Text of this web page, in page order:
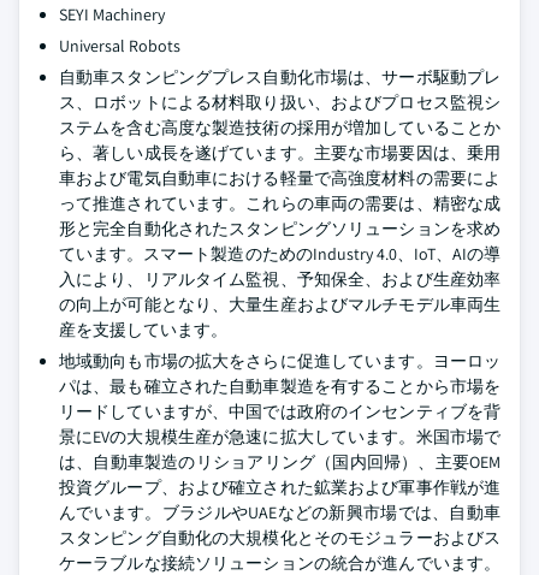
SEYI Machinery
Universal Robots
自動車スタンピングプレス自動化市場は、サーボ駆動プレ
ス、ロボットによる材料取り扱い、およびプロセス監視シ
ステムを含む高度な製造技術の採用が増加していることか
ら、著しい成長を遂げています。主要な市場要因は、乗用
車および電気自動車における軽量で高強度材料の需要によ
って推進されています。これらの車両の需要は、精密な成
形と完全自動化されたスタンピングソリューションを求め
ています。スマート製造のためのIndustry 4.0、IoT、AIの導
入により、リアルタイム監視、予知保全、および生産効率
の向上が可能となり、大量生産およびマルチモデル車両生
産を支援しています。
地域動向も市場の拡大をさらに促進しています。ヨーロッ
パは、最も確立された自動車製造を有することから市場を
リードしていますが、中国では政府のインセンティブを背
景にEVの大規模生産が急速に拡大しています。米国市場で
は、自動車製造のリショアリング（国内回帰）、主要OEM
投資グループ、および確立された鉱業および軍事作戦が進
んでいます。ブラジルやUAEなどの新興市場では、自動車
スタンピング自動化の大規模化とそのモジュラーおよびス
ケーラブルな接続ソリューションの統合が進んでいます。